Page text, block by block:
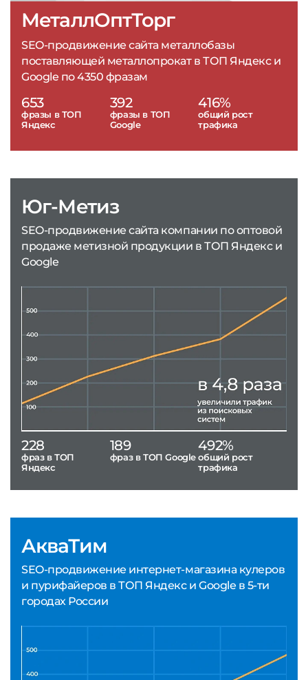
МеталлОптТорг
SEO-продвижение сайта металлобазы
поставляющей металлопрокат в ТОП Яндекс и
Google по 4350 фразам
653
фразы в ТОП
Яндекс
392
фразы в ТОП
Google
416%
общий рост
трафика
АкваТим
SEO-продвижение интернет-магазина кулеров
и пурифайеров в ТОП Яндекс и Google в 5-ти
городах России
Юг-Метиз
SEO-продвижение сайта компании по оптовой
продаже метизной продукции в ТОП Яндекс и
Google
228
фраз в ТОП
Яндекс
189
фраз в ТОП Google
492%
общий рост
трафика